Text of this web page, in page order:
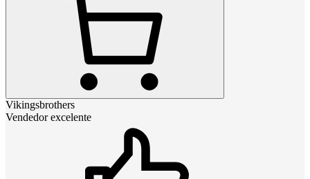
Vikingsbrothers
Vendedor excelente